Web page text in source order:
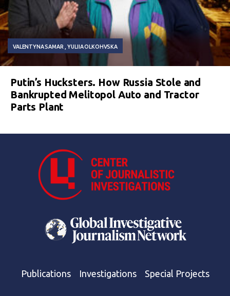
VALENTYNA SAMAR YULIIA OLKOHVSKA
Putin’s Hucksters. How Russia Stole and
Bankrupted Melitopol Auto and Tractor
Parts Plant
Publications Investigations Special Projects